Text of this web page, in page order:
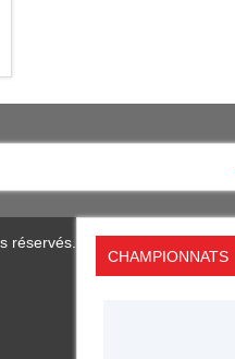
CHAMPIONNATS
réservés.